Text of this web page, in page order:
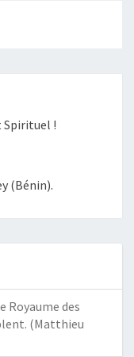
Spirituel !
(Bénin).
Royaume des
(Matthieu